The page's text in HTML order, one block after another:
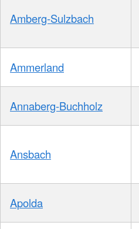
Amberg-Sulzbach
Ammerland
Annaberg-Buchholz
Ansbach
Apolda